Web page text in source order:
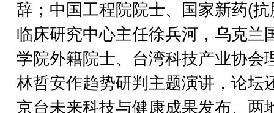
辞；中国工程院院士、国家新药(抗
临床研究中心主任徐兵河，乌克兰
学院外籍院士、台湾科技产业协会
林哲安作趋势研判主题演讲，论坛
京台未来科技与健康成果发布、两